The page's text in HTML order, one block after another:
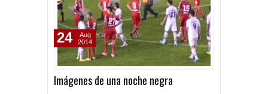
Imágenes de una noche negra
24
Aug
2014